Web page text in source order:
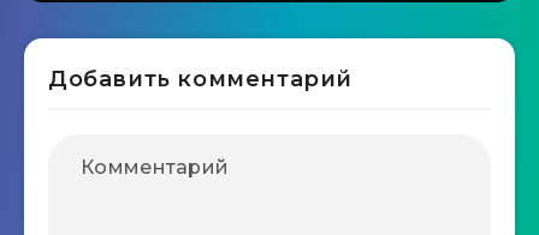
Добавить комментарий